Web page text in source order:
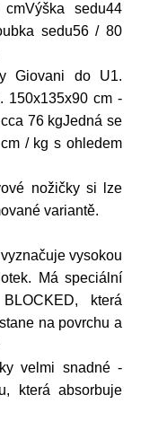
sedu44
sedu56 / 80
Giovani do U1.
150x135x90 cm -
76 kgJedná se
/ kg s ohledem
nožičky si lze
variantě.
vysokou
Má speciální
která
na povrchu a
velmi snadné -
která absorbuje